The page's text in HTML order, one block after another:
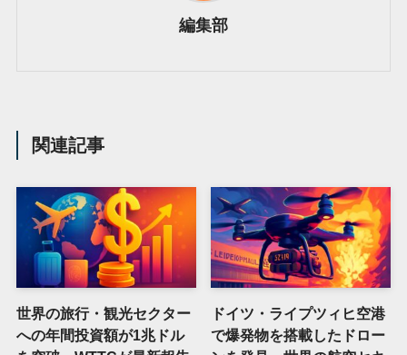
編集部
関連記事
世界の旅行・観光セクター
への年間投資額が1兆ドル
ドイツ・ライプツィヒ空港
で爆発物を搭載したドロー